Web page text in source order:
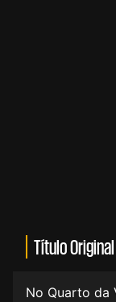
Título Original
No Quarto da